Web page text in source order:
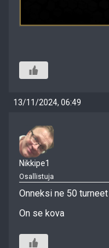
13/11/2024, 06:49
Nikkipe1
Osallistuja
Onneksi ne 50
On se kova